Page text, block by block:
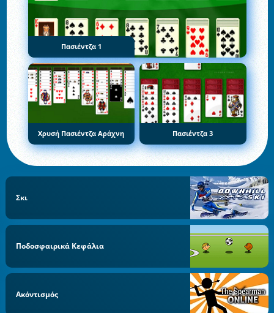
Πασιέντζα 1
Χρυσή Πασιέντζα Αράχνη Πασιέντζα 3
Σκι
Ποδοσφαιρικά Κεφάλια
Ακόντισμός